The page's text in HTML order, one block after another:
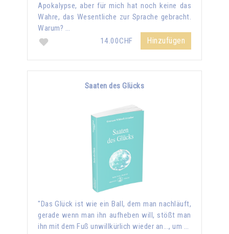
Apokalypse, aber für mich hat noch keine das
Wahre, das Wesentliche zur Sprache gebracht.
Warum? …
14.00CHF
Hinzufügen
Saaten des Glücks
"Das Glück ist wie ein Ball, dem man nachläuft,
gerade wenn man ihn aufheben will, stößt man
ihn mit dem Fuß unwillkürlich wieder an..., um …